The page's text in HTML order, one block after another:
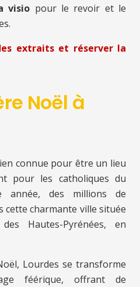
visio pour le revoir et le
extraits et réserver la
Noël à
connue pour être un lieu
pour les catholiques du
année, des millions de
cette charmante ville située
Hautes-Pyrénées, en
Lourdes se transforme
féérique, offrant de